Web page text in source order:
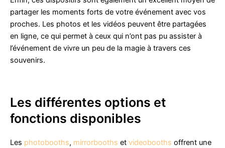
partager les moments forts de votre événement avec vos
proches. Les photos et les vidéos peuvent être partagées
en ligne, ce qui permet à ceux qui n’ont pas pu assister à
l’événement de vivre un peu de la magie à travers ces
souvenirs.
Les différentes options et
fonctions disponibles
Les photobooths, mirrorbooths et videobooths offrent une